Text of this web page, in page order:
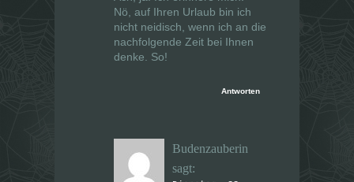
Nö, auf Ihren Urlaub bin ich
nicht neidisch, wenn ich an die
nachfolgende Zeit bei Ihnen
denke. So!
Antworten
Budenzauberin
sagt: